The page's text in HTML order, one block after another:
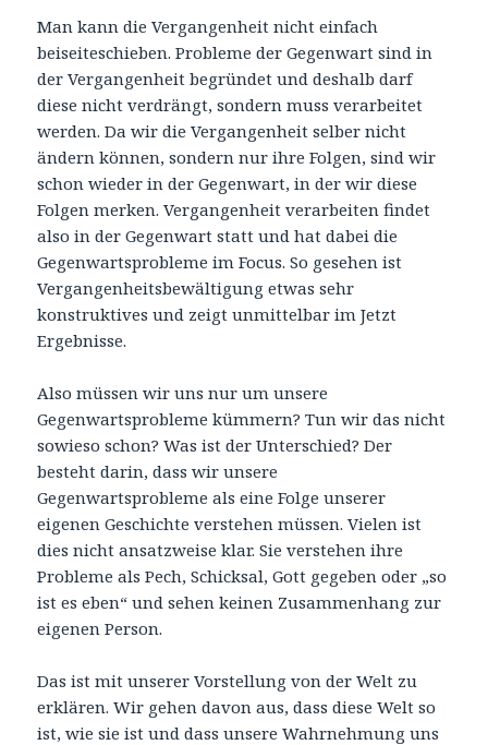
Man kann die Vergangenheit nicht einfach
beiseiteschieben. Probleme der Gegenwart sind in
der Vergangenheit begründet und deshalb darf
diese nicht verdrängt, sondern muss verarbeitet
werden. Da wir die Vergangenheit selber nicht
ändern können, sondern nur ihre Folgen, sind wir
schon wieder in der Gegenwart, in der wir diese
Folgen merken. Vergangenheit verarbeiten findet
also in der Gegenwart statt und hat dabei die
Gegenwartsprobleme im Focus. So gesehen ist
Vergangenheitsbewältigung etwas sehr
konstruktives und zeigt unmittelbar im Jetzt
Ergebnisse.
Also müssen wir uns nur um unsere
Gegenwartsprobleme kümmern? Tun wir das nicht
sowieso schon? Was ist der Unterschied? Der
besteht darin, dass wir unsere
Gegenwartsprobleme als eine Folge unserer
eigenen Geschichte verstehen müssen. Vielen ist
dies nicht ansatzweise klar. Sie verstehen ihre
Probleme als Pech, Schicksal, Gott gegeben oder „so
ist es eben“ und sehen keinen Zusammenhang zur
eigenen Person.
Das ist mit unserer Vorstellung von der Welt zu
erklären. Wir gehen davon aus, dass diese Welt so
ist, wie sie ist und dass unsere Wahrnehmung uns